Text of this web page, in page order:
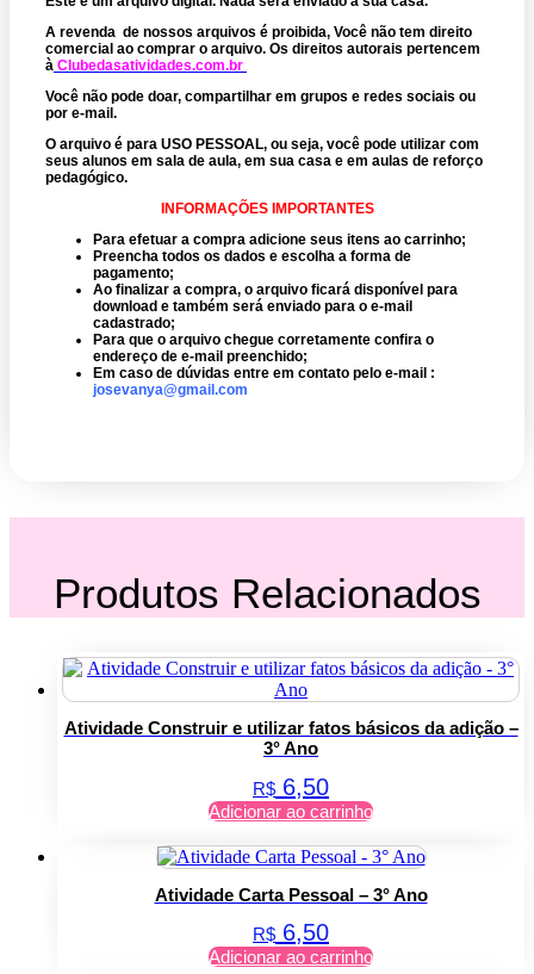
A revenda de nossos arquivos é proibida, Você não tem direito
comercial ao comprar o arquivo. Os direitos autorais pertencem
à Clubedasatividades.com.br
Você não pode doar, compartilhar em grupos e redes sociais ou
por e-mail.
O arquivo é para USO PESSOAL, ou seja, você pode utilizar com
seus alunos em sala de aula, em sua casa e em aulas de reforço
pedagógico.
INFORMAÇÕES IMPORTANTES
Para efetuar a compra adicione seus itens ao carrinho;
Preencha todos os dados e escolha a forma de
pagamento;
Ao finalizar a compra, o arquivo ficará disponível para
download e também será enviado para o e-mail
cadastrado;
Para que o arquivo chegue corretamente confira o
endereço de e-mail preenchido;
Em caso de dúvidas entre em contato pelo e-mail :
josevanya@gmail.com
Produtos Relacionados
Atividade Construir e utilizar fatos básicos da adição –
3° Ano
R$ 6,50
Adicionar ao carrinho
Atividade Carta Pessoal – 3° Ano
R$ 6,50
Adicionar ao carrinho